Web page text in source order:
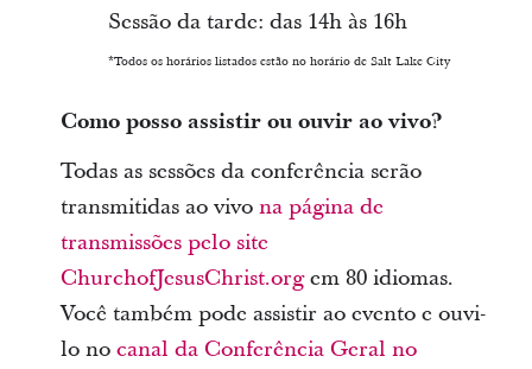
Sessão da tarde: das 14h às 16h
*Todos os horários listados estão no horário de Salt Lake City
Como posso assistir ou ouvir ao vivo?
Todas as sessões da conferência serão
transmitidas ao vivo na página de
transmissões pelo site
ChurchofJesusChrist.orgem 80 idiomas.
Você também pode assistir ao evento e ouvi-
lo no canal da Conferência Geral no